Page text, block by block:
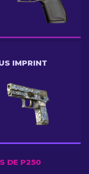
IMPRINT
DE P250